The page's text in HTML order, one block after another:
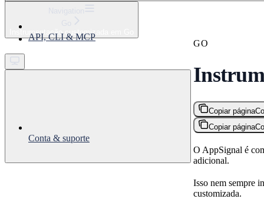
Get started
Instrumentação customizada em Go
API, CLI & MCP
Conta & suporte
GO
Copiar página
Copiar página
O AppSignal é
adicional.
Isso nem sempre
customizada.